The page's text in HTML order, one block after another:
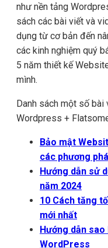
như nền tảng
sách các bài viết và
dụng từ cơ bản đến
các kinh nghiệm quý
5 năm thiết kế
mình.
Danh sách một số
Wordpress +
Bảo mật
các phương
Hướng dẫn sử
năm 2024
10 Cách tăng
mới nhất
Hướng dẫn
WordPress